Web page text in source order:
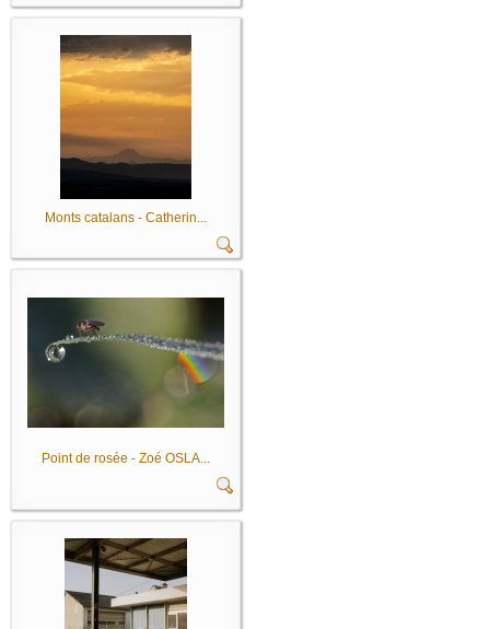
Monts catalans - Catherin...
Point de rosée - Zoé OSLA...